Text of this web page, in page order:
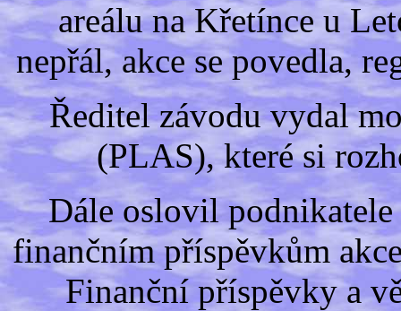
areálu na Křetínce u
nepřál, akce se povedla,
Ředitel závodu vydal
(PLAS), které si
Dále oslovil
finančním příspěvkům
Finanční příspěvky a